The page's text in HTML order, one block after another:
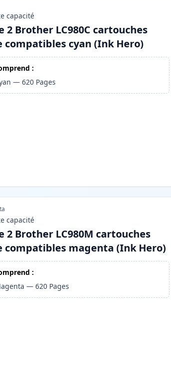
capacité
2 Brother LC980C cartouches
compatibles cyan (Ink Hero)
:
—620 Pages
capacité
2 Brother LC980M cartouches
compatibles magenta (Ink Hero)
:
—620 Pages